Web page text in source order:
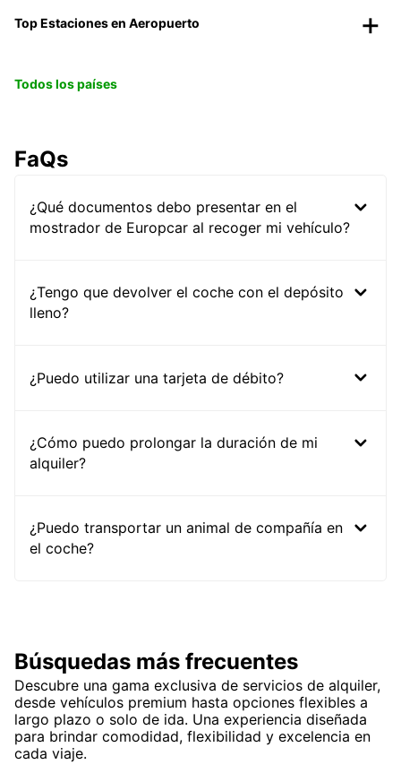
Top Estaciones en Aeropuerto
Todos los países
FaQs
¿Qué documentos debo presentar en el
mostrador de Europcar al recoger mi vehículo?
¿Tengo que devolver el coche con el depósito
lleno?
¿Puedo utilizar una tarjeta de débito?
¿Cómo puedo prolongar la duración de mi
alquiler?
¿Puedo transportar un animal de compañía en
el coche?
Búsquedas más frecuentes
Descubre una gama exclusiva de servicios de alquiler,
desde vehículos premium hasta opciones flexibles a
largo plazo o solo de ida. Una experiencia diseñada
para brindar comodidad, flexibilidad y excelencia en
cada viaje.